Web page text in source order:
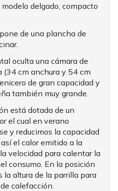
delgado, compacto
de una plancha de
oculta una cámara de
cm anchura y 54 cm
de gran capacidad y
también muy grande.
está dotada de un
el cual en verano
y reducimos la capacidad
el calor emitido a la
velocidad para calentar la
consumo. En la posición
la altura de la parrilla para
calefacción.